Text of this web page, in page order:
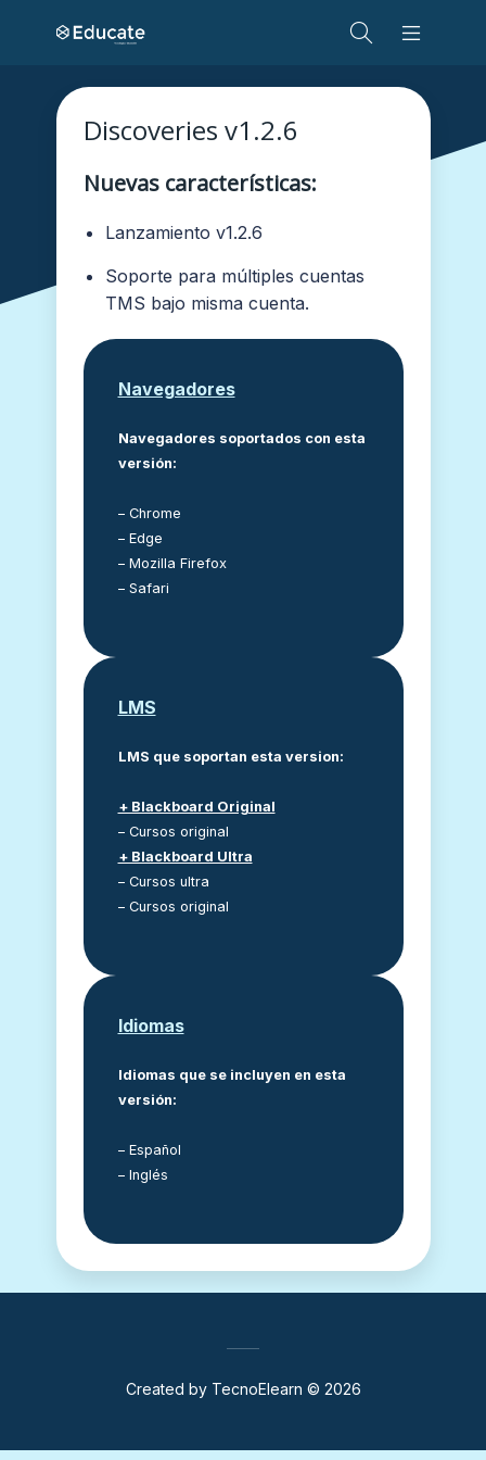
Discoveries v1.2.6
Nuevas características:
Lanzamiento v1.2.6
Soporte para múltiples cuentas
TMS bajo misma cuenta.
Navegadores
Navegadores soportados con esta
versión:
– Chrome
– Edge
– Mozilla Firefox
– Safari
LMS
LMS que soportan esta version:
+ Blackboard Original
– Cursos original
+ Blackboard Ultra
– Cursos ultra
– Cursos original
Idiomas
Idiomas que se incluyen en esta
versión:
– Español
– Inglés
Created by TecnoElearn © 2026